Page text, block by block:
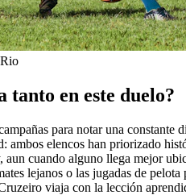
tanto en este duelo?
para notar una
ambos elencos han priorizado
aun cuando alguno llega mejor
lejanos o las jugadas de
viaja con la lección